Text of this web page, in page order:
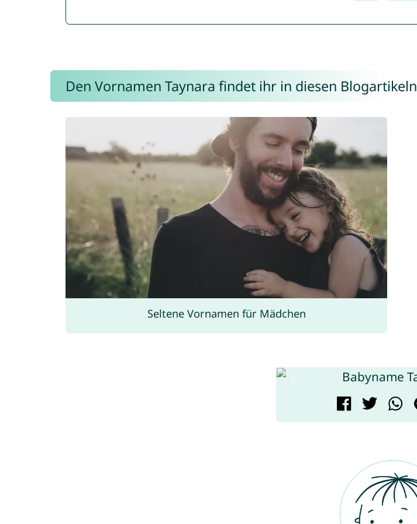
Den Vornamen Taynara findet ihr in diesen Blogartikeln
Seltene Vornamen für Mädchen